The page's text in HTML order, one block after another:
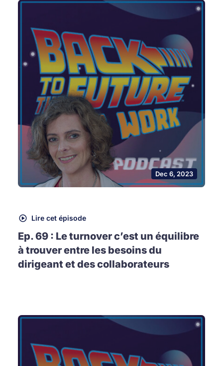
Dec 6, 2023
Lire cet épisode
Ep. 69 : Le turnover c’est un équilibre
à trouver entre les besoins du
dirigeant et des collaborateurs